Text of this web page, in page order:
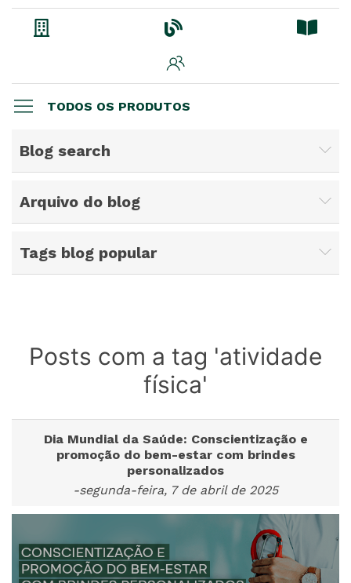
TODOS OS PRODUTOS
Blog search
Arquivo do blog
Tags blog popular
Posts com a tag 'atividade
física'
Dia Mundial da Saúde: Conscientização e
promoção do bem-estar com brindes
personalizados
-segunda-feira, 7 de abril de 2025